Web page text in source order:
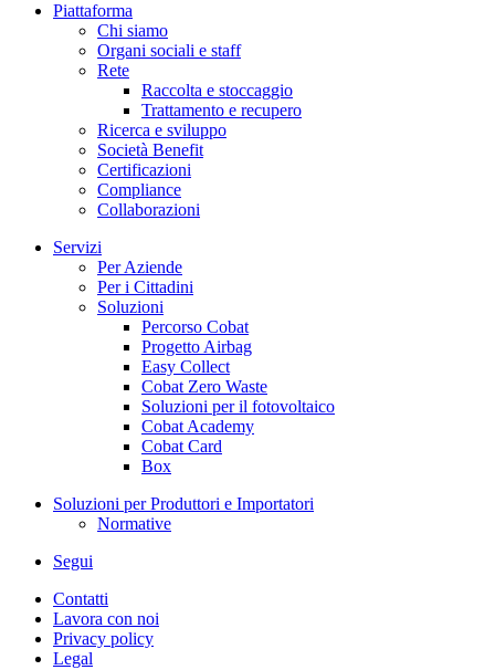
Piattaforma
Chi siamo
Organi sociali e staff
Rete
Raccolta e stoccaggio
Trattamento e recupero
Ricerca e sviluppo
Società Benefit
Certificazioni
Compliance
Collaborazioni
Servizi
Per Aziende
Per i Cittadini
Soluzioni
Percorso Cobat
Progetto Airbag
Easy Collect
Cobat Zero Waste
Soluzioni per il fotovoltaico
Cobat Academy
Cobat Card
Box
Soluzioni per Produttori e Importatori
Normative
Segui
Contatti
Lavora con noi
Privacy policy
Legal